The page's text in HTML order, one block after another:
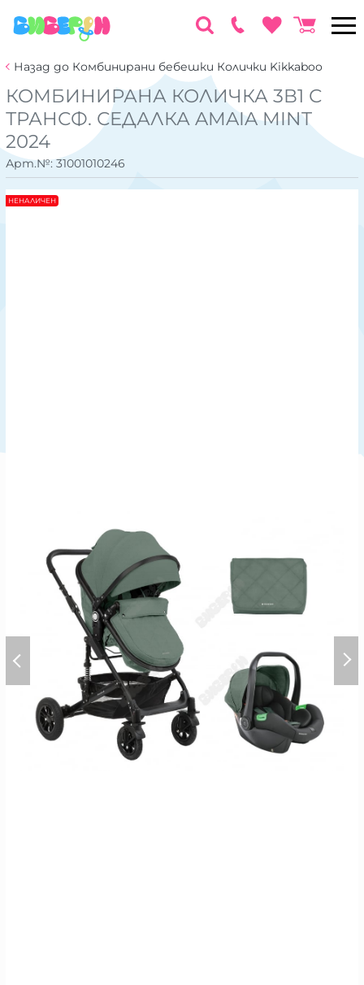
Назад до Комбинирани бебешки Колички Kikkaboo
КОМБИНИРАНА КОЛИЧКА 3В1 С
ТРАНСФ. СЕДАЛКА AMAIA MINT
2024
Арт.№:31001010246
НЕНАЛИЧЕН